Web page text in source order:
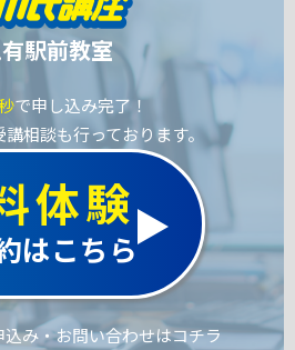
駅前教室
で申し込み完了！
相談も行っております。
体験
はこちら
み・お問い合わせはコチラ